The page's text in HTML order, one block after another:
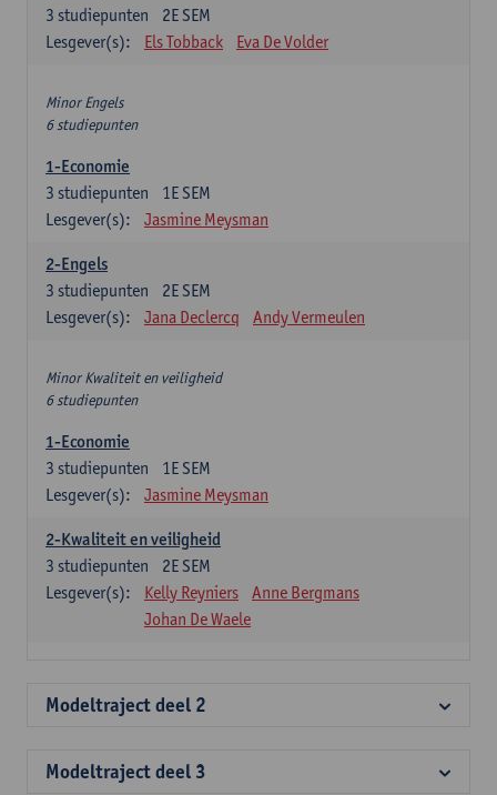
2E SEM
3 studiepunten
Lesgever(s):
Els Tobback Eva De Volder
Minor Engels
6 studiepunten
1-Economie
1E SEM
3 studiepunten
Lesgever(s):
Jasmine Meysman
2-Engels
2E SEM
3 studiepunten
Lesgever(s):
Jana Declercq Andy Vermeulen
Minor Kwaliteit en veiligheid
6 studiepunten
1-Economie
1E SEM
3 studiepunten
Lesgever(s):
Jasmine Meysman
2-Kwaliteit en veiligheid
2E SEM
3 studiepunten
Lesgever(s):
Kelly Reyniers
Anne Bergmans
Johan De Waele
Modeltraject deel 2
Modeltraject deel 3